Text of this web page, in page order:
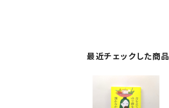
最近チェックした商品